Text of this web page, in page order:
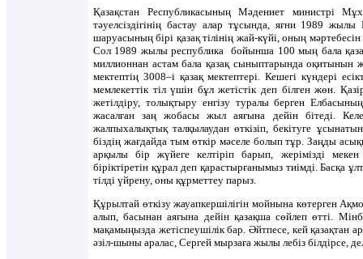
Қазақстан Республикасының Мәдениет министрі
тәуелсіздігінің бастау алар тұсында, яғни 1989
шаруасының бірі қазақ тілінің жай-күйі, оның
Сол 1989 жылы республика бойынша 100 мың бала қазақ
миллионнан астам бала қазақ сыныптарында оқитынын
мектептің 3008–і қазақ мектептері. Кешегі күндері
мемлекеттік тіл үшін бұл жетістік деп білген жөн.
жетілдіру, толықтыру енгізу туралы берген
жасалған заң жобасы жыл аяғына дейін бітеді.
жалпыхалықтық талқылаудан өткізіп, бекітуге
біздің жағдайда тым өткір мәселе болып тұр. Заңды
арқылы бір жүйеге келтіріп барып, жерімізді
біріктіретін құрал деп қарастырғанымыз тиімді. Басқа
тілді үйрену, оны құрметтеу парыз.
Құрылтай өткізу жауапкершілігін мойнына көтерген
алып, басынан аяғына дейін қазақша сөйлеп өтті.
мақамыңызда жетіспеушілік бар. Әйтпесе, кей қазақтан
әзіл-шыны аралас, Сергей мырзаға жылы лебіз білдірсе,